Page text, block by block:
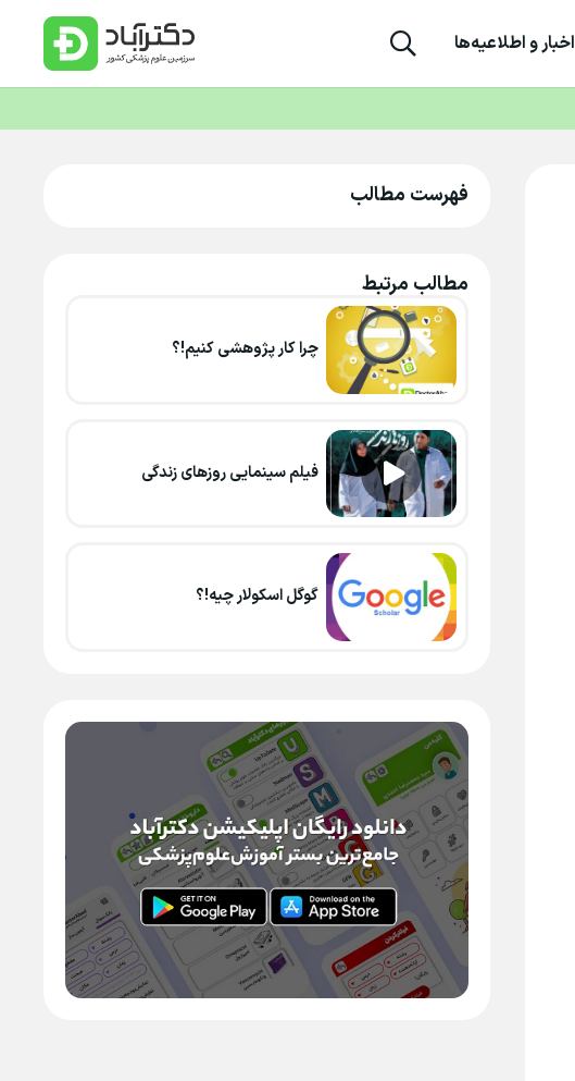
اخبار و اطلاعیه‌ها
فهرست مطالب
مطالب مرتبط
چرا کار پژوهشی کنیم!؟
فیلم سینمایی روزهای زندگی
گوگل اسکولار چیه!؟